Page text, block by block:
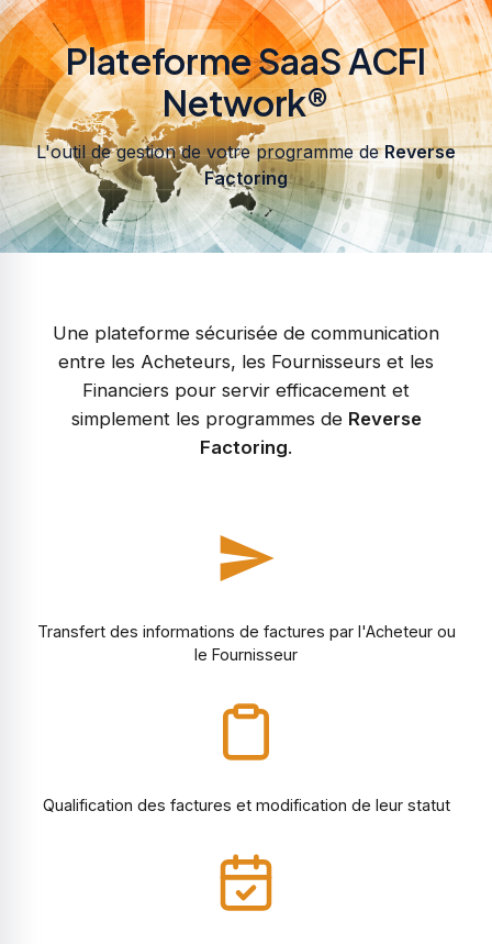
Plateforme SaaS ACFI
Network®
L'outil de gestion de votre programme deReverse
Factoring
Une plateforme sécurisée de communication
entre les Acheteurs, les Fournisseurs et les
Financiers pour servir efficacement et
simplement les programmes de Reverse
Factoring.
Transfert des informations de factures par l'Acheteur ou
le Fournisseur
Qualification des factures et modification de leur statut